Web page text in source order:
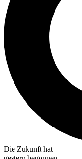
Die Zukunft hat